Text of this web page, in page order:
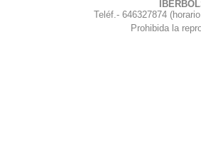
Teléf.- 646327874
Prohibida la